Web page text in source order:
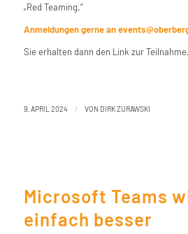
„Red Teaming.“
Anmeldungen gerne an
Sie erhalten dann den Link zur Teilnahme.
9. APRIL 2024 / VON DIRK ZURAWSKI
Microsoft Teams
einfach besser